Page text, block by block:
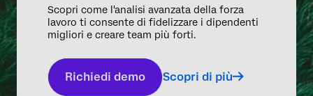
Scopri come l'analisi avanzata della forza
lavoro ti consente di fidelizzare i dipendenti
migliori e creare team più forti.
Richiedi demo Scopri di più